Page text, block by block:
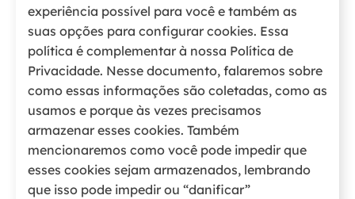
experiência possível para você e também as
suas opções para configurar cookies. Essa
política é complementar à nossa Política de
Privacidade. Nesse documento, falaremos sobre
como essas informações são coletadas, como as
usamos e porque às vezes precisamos
armazenar esses cookies. Também
mencionaremos como você pode impedir que
esses cookies sejam armazenados, lembrando
que isso pode impedir ou “danificar”